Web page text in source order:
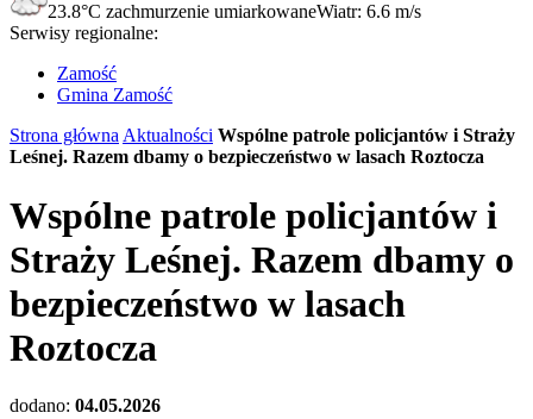
23.8°C zachmurzenie umiarkowaneWiatr: 6.6 m/s
Serwisy regionalne:
Zamość
Gmina Zamość
Strona główna Aktualności Wspólne patrole policjantów i Straży
Leśnej. Razem dbamy o bezpieczeństwo w lasach Roztocza
Wspólne patrole policjantów i
Straży Leśnej. Razem dbamy o
bezpieczeństwo w lasach
Roztocza
dodano: 04.05.2026